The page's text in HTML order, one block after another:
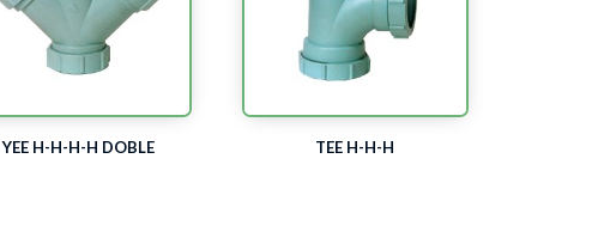
YEE H-H-H-H DOBLE TEE H-H-H